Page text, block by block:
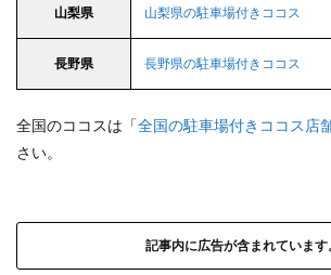
山梨県 山梨県の駐車場付きココス
長野県 長野県の駐車場付きココス
全国のココスは「全国の駐車場付きココス店
さい。
記事内に広告が含まれています